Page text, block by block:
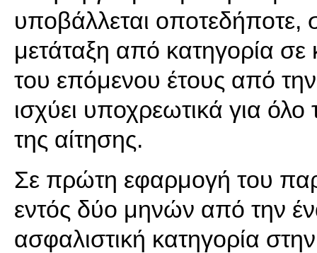
υποβάλλεται
μετάταξη από κατηγορία σε
του επόμενου έτους από
ισχύει υποχρεωτικά για
της αίτησης.
Σε πρώτη εφαρμογή του
εντός δύο μηνών από την
ασφαλιστική κατηγορία